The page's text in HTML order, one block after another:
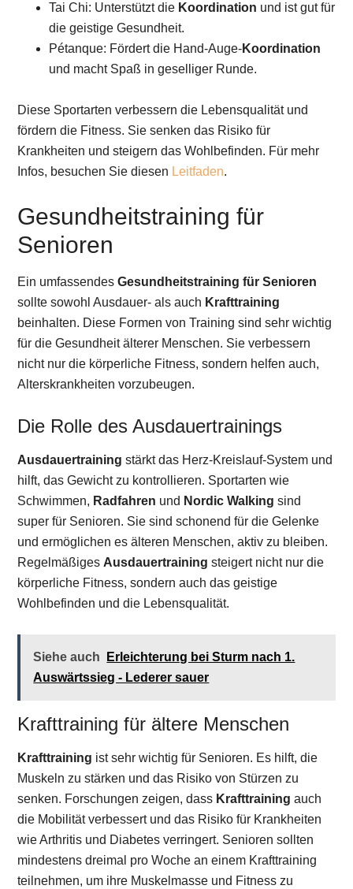
Tai Chi: Unterstützt die Koordination und ist gut für
die geistige Gesundheit.
Pétanque: Fördert die Hand-Auge-Koordination
und macht Spaß in geselliger Runde.
Diese Sportarten verbessern die Lebensqualität und
fördern die Fitness. Sie senken das Risiko für
Krankheiten und steigern das Wohlbefinden. Für mehr
Infos, besuchen Sie diesen Leitfaden.
Gesundheitstraining für
Senioren
Ein umfassendesGesundheitstraining für Senioren
sollte sowohl Ausdauer- als auch Krafttraining
beinhalten. Diese Formen von Training sind sehr wichtig
für die Gesundheit älterer Menschen. Sie verbessern
nicht nur die körperliche Fitness, sondern helfen auch,
Alterskrankheiten vorzubeugen.
Die Rolle des Ausdauertrainings
Ausdauertraining stärkt das Herz-Kreislauf-System und
hilft, das Gewicht zu kontrollieren. Sportarten wie
Schwimmen, Radfahren und Nordic Walking sind
super für Senioren. Sie sind schonend für die Gelenke
und ermöglichen es älteren Menschen, aktiv zu bleiben.
Regelmäßiges Ausdauertraining steigert nicht nur die
körperliche Fitness, sondern auch das geistige
Wohlbefinden und die Lebensqualität.
Siehe auch
Erleichterung bei Sturm nach 1.
Auswärtssieg - Lederer sauer
Krafttraining für ältere Menschen
Krafttraining ist sehr wichtig für Senioren. Es hilft, die
Muskeln zu stärken und das Risiko von Stürzen zu
senken. Forschungen zeigen, dass Krafttraining auch
die Mobilität verbessert und das Risiko für Krankheiten
wie Arthritis und Diabetes verringert. Senioren sollten
mindestens dreimal pro Woche an einem Krafttraining
teilnehmen, um ihre Muskelmasse und Fitness zu